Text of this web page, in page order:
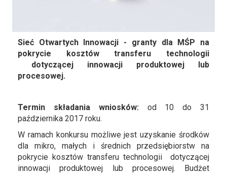
Sieć Otwartych Innowacji - granty dla MŚP na
pokrycie kosztów transferu technologii
dotyczącej innowacji produktowej lub
procesowej.
Termin składania wniosków: od 10 do 31
października 2017 roku.
W ramach konkursu możliwe jest uzyskanie środków
dla mikro, małych i średnich przedsiębiorstw na
pokrycie kosztów transferu technologii dotyczącej
innowacji produktowej lub procesowej. Budżet